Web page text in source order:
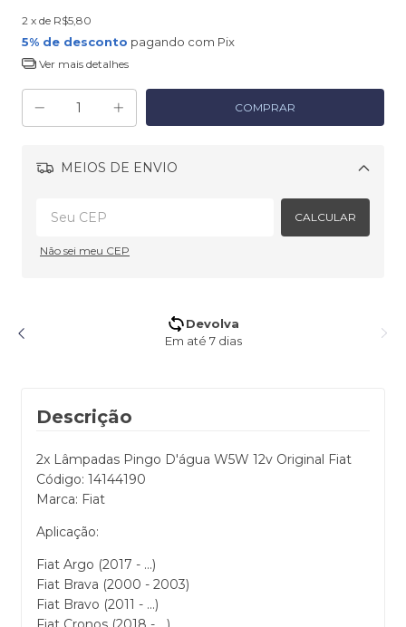
2 x de R$5,80
5% de desconto pagando com Pix
Ver mais detalhes
MEIOS DE ENVIO
Alterar CEP
CALCULAR
Não sei meu CEP
Descrição
2x Lâmpadas Pingo D'água W5W 12v Original Fiat
Código: 14144190
Marca: Fiat
Aplicação:
Fiat Argo (2017 - ...)
Fiat Brava (2000 - 2003)
Fiat Bravo (2011 - ...)